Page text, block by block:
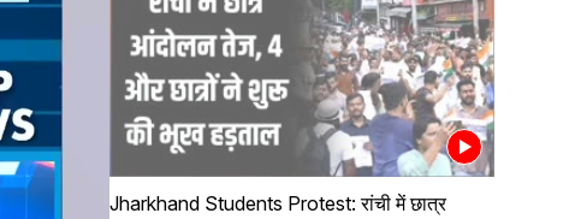
Jharkhand Students Protest: रांची में छात्र